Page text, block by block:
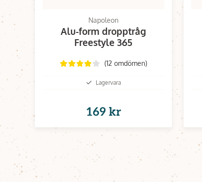
Napoleon
Alu-form dropptråg
Freestyle 365
(12 omdömen)
Lagervara
169 kr